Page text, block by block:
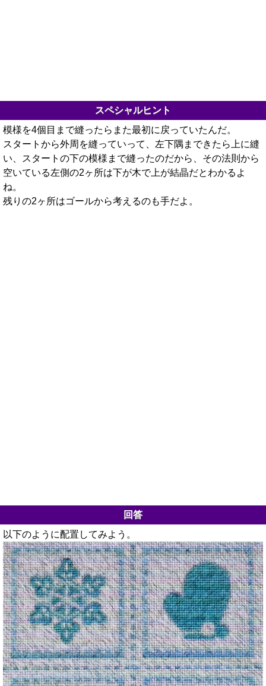
スペシャルヒント
模様を4個目まで縫ったらまた最初に戻っていたんだ。
スタートから外周を縫っていって、左下隅まできたら上に縫
い、スタートの下の模様まで縫ったのだから、その法則から
空いている左側の2ヶ所は下が木で上が結晶だとわかるよ
ね。
残りの2ヶ所はゴールから考えるのも手だよ。
回答
以下のように配置してみよう。